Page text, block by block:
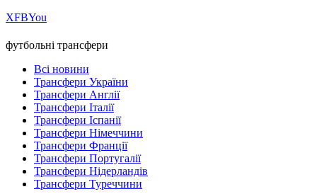
ХFBYou
футбольні трансфери
Всі новини
Трансфери України
Трансфери Англії
Трансфери Італії
Трансфери Іспанії
Трансфери Німеччини
Трансфери Франції
Трансфери Португалії
Трансфери Нідерландів
Трансфери Туреччини